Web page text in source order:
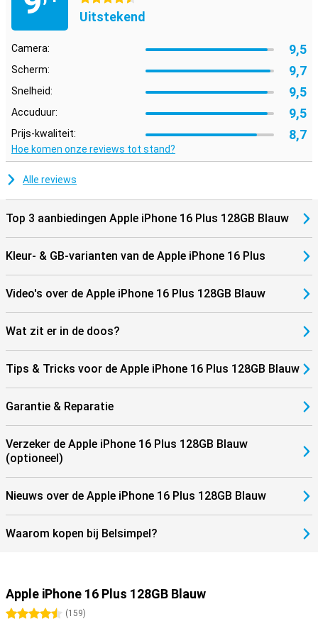
Uitstekend
Camera: 9,5
Scherm: 9,7
Snelheid: 9,5
Accuduur: 9,5
Prijs-kwaliteit: 8,7
Hoe komen onze reviews tot stand?
Alle reviews
Top 3 aanbiedingen Apple iPhone 16 Plus 128GB Blauw
Kleur- & GB-varianten van de Apple iPhone 16 Plus
Video's over de Apple iPhone 16 Plus 128GB Blauw
Wat zit er in de doos?
Tips & Tricks voor de Apple iPhone 16 Plus 128GB Blauw
Garantie & Reparatie
Verzeker de Apple iPhone 16 Plus 128GB Blauw
(optioneel)
Nieuws over de Apple iPhone 16 Plus 128GB Blauw
Waarom kopen bij Belsimpel?
Apple iPhone 16 Plus 128GB Blauw
4.5 sterren
(159)